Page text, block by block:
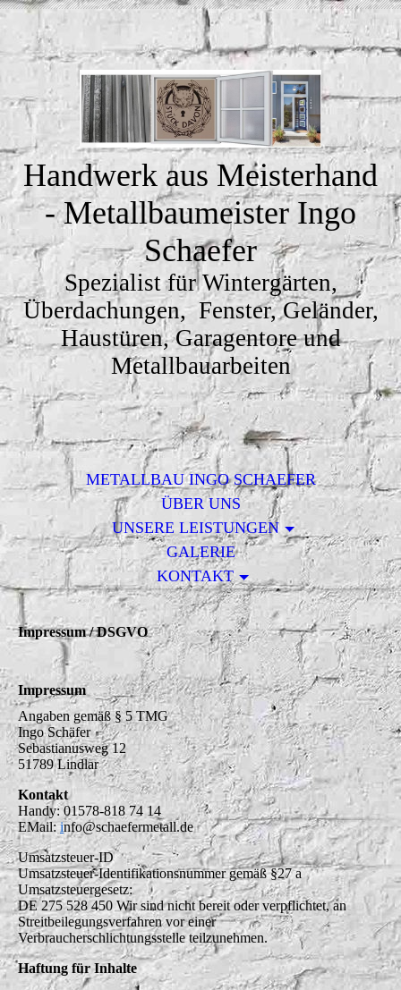
Handwerk aus Meisterhand
- Metallbaumeister Ingo
Schaefer
Spezialist für Wintergärten,
Überdachungen, Fenster, Geländer,
Haustüren, Garagentore und
Metallbauarbeiten
METALLBAU INGO SCHAEFER
ÜBER UNS
UNSERE LEISTUNGEN
GALERIE
KONTAKT
Impressum / DSGVO
Impressum
Angaben gemäß § 5 TMG
Ingo Schäfer
Sebastianusweg 12
51789 Lindlar
Kontakt
Handy: 01578-818 74 14
EMail:info@schaefermetall.de
Umsatzsteuer-ID
Umsatzsteuer-Identifikationsnummer gemäß §27 a
Umsatzsteuergesetz:
DE 275 528 450 Wir sind nicht bereit oder verpflichtet, an
Streitbeilegungsverfahren vor einer
Verbraucherschlichtungsstelle teilzunehmen.
Haftung für Inhalte